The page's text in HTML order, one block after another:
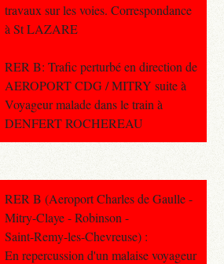
travaux sur les voies. Correspondance
à St LAZARE
RER B: Trafic perturbé en direction de
AEROPORT CDG / MITRY suite à
Voyageur malade dans le train à
DENFERT ROCHEREAU
RER B (Aeroport Charles de Gaulle -
Mitry-Claye - Robinson -
Saint-Remy-les-Chevreuse) :
En repercussion d'un malaise voyageur